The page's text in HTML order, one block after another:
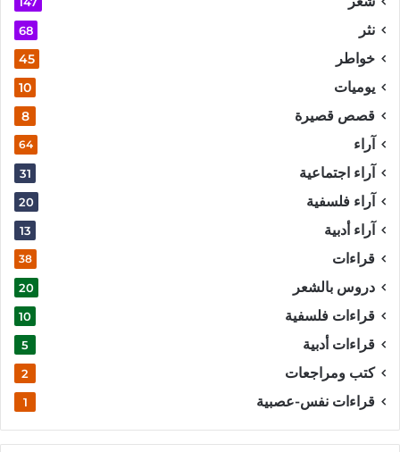
نثر 68
خواطر 45
يوميات 10
قصص قصيرة 8
آراء 64
آراء اجتماعية 31
آراء فلسفية 20
آراء أدبية 13
قراءات 38
دروس بالشعر 20
قراءات فلسفية 10
قراءات أدبية 5
كتب ومراجعات 2
قراءات نفس-عصبية 1